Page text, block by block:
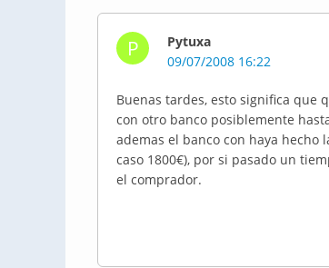
P
Pytuxa
09/07/2008 16:22
Buenas tardes, esto significa que
con otro banco posiblemente
ademas el banco con haya
caso 1800€), por si pasado un
el comprador.